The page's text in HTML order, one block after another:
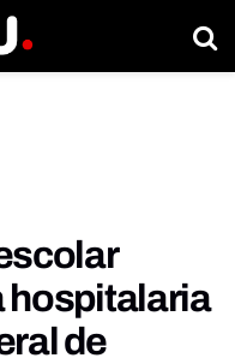
hospitalaria
de